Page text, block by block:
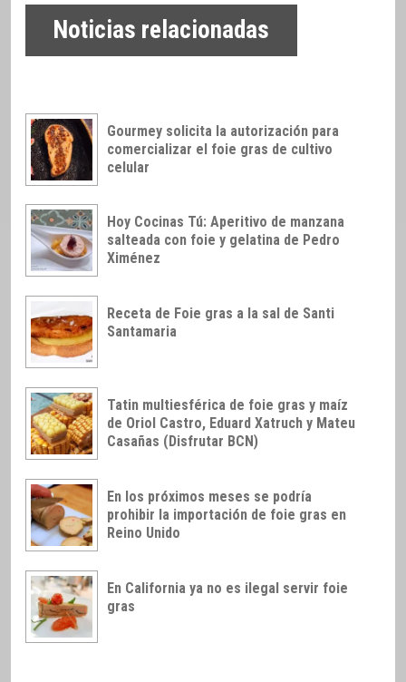
Noticias relacionadas
Gourmey solicita la autorización para
comercializar el foie gras de cultivo
celular
Hoy Cocinas Tú: Aperitivo de manzana
salteada con foie y gelatina de Pedro
Ximénez
Receta de Foie gras a la sal de Santi
Santamaria
Tatin multiesférica de foie gras y maíz
de Oriol Castro, Eduard Xatruch y Mateu
Casañas (Disfrutar BCN)
En los próximos meses se podría
prohibir la importación de foie gras en
Reino Unido
En California ya no es ilegal servir foie
gras